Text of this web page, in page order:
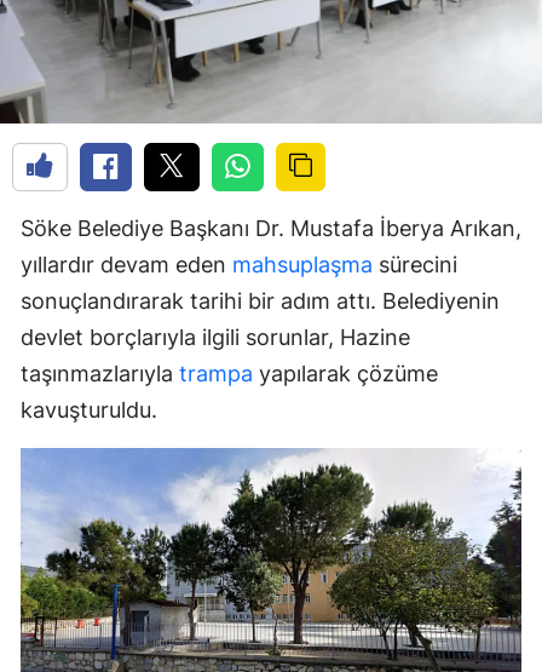
Söke Belediye Başkanı Dr. Mustafa İberya Arıkan,
yıllardır devam eden mahsuplaşma sürecini
sonuçlandırarak tarihi bir adım attı. Belediyenin
devlet borçlarıyla ilgili sorunlar, Hazine
taşınmazlarıyla trampa yapılarak çözüme
kavuşturuldu.